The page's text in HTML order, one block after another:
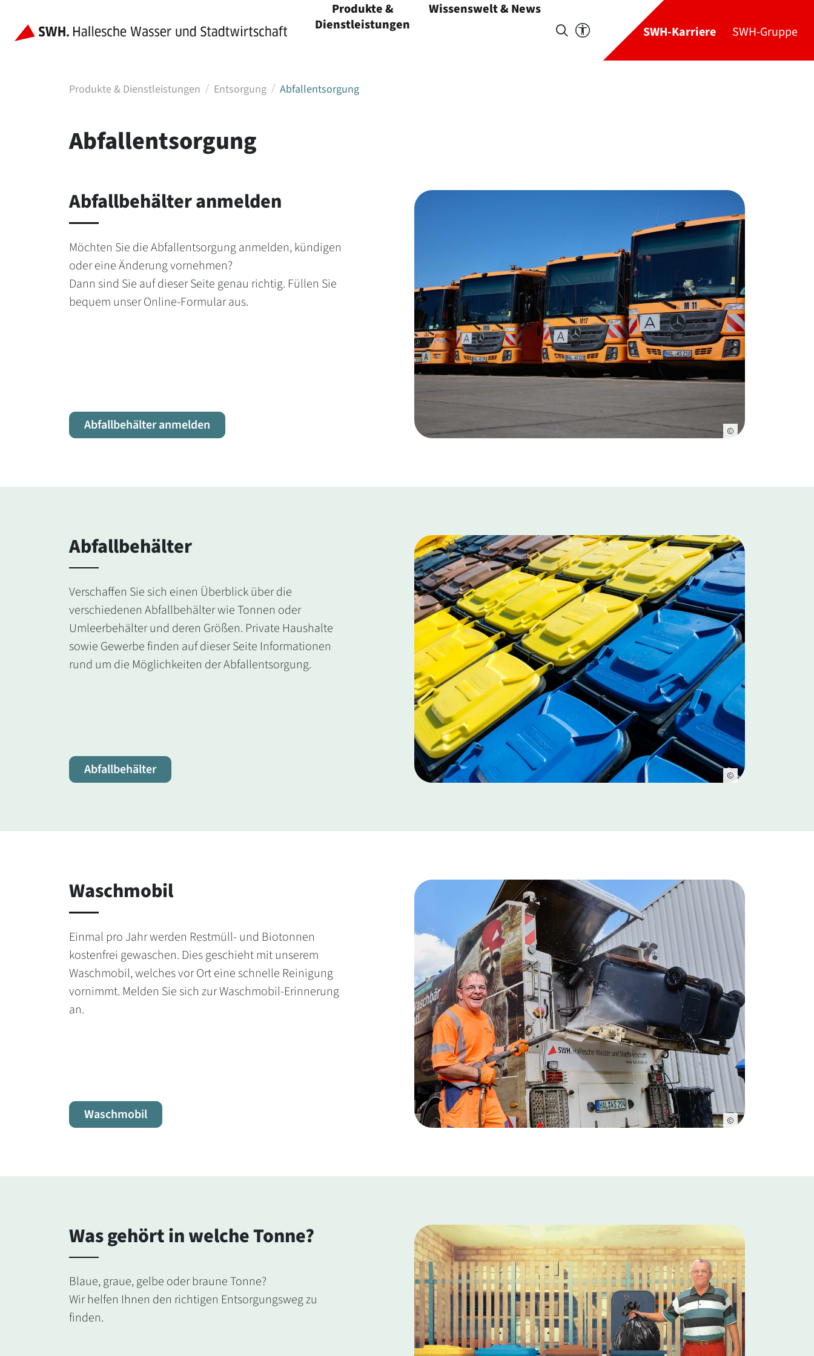
Produkte &
Dienstleistungen
Wissenswelt & News
SWH-Karriere SWH-Gruppe
Produkte & Dienstleistungen Entsorgung Abfallentsorgung
Abfallentsorgung
Abfallbehälter anmelden
Möchten Sie die Abfallentsorgung anmelden, kündigen
oder eine Änderung vornehmen?
Dann sind Sie auf dieser Seite genau richtig. Füllen Sie
bequem unser Online-Formular aus.
Abfallbehälter anmelden
Abfallbehälter
Verschaffen Sie sich einen Überblick über die
verschiedenen Abfallbehälter wie Tonnen oder
Umleerbehälter und deren Größen. Private Haushalte
sowie Gewerbe finden auf dieser Seite Informationen
rund um die Möglichkeiten der Abfallentsorgung.
Abfallbehälter
Waschmobil
Einmal pro Jahr werden Restmüll- und Biotonnen
kostenfrei gewaschen. Dies geschieht mit unserem
Waschmobil, welches vor Ort eine schnelle Reinigung
vornimmt. Melden Sie sich zur Waschmobil-Erinnerung
an.
Waschmobil
Was gehört in welche Tonne?
Blaue, graue, gelbe oder braune Tonne?
Wir helfen Ihnen den richtigen Entsorgungsweg zu
finden.